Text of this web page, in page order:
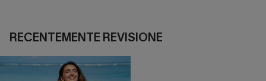
RECENTEMENTE REVISIONE